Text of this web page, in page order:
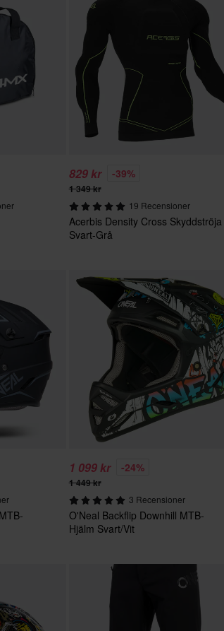
829 kr -39%
1 349 kr
19 Recensioner
Acerbis Density Cross Skyddströja
Svart-Grå
1 099 kr -24%
1 449 kr
3 Recensioner
O'Neal Backflip Downhill MTB-
Hjälm Svart/Vit